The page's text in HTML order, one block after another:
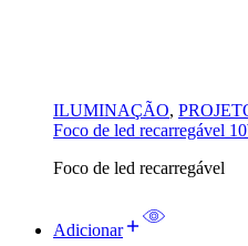
ILUMINAÇÃO,
Foco de led recarregável
Foco de led recarregável
Adicionar